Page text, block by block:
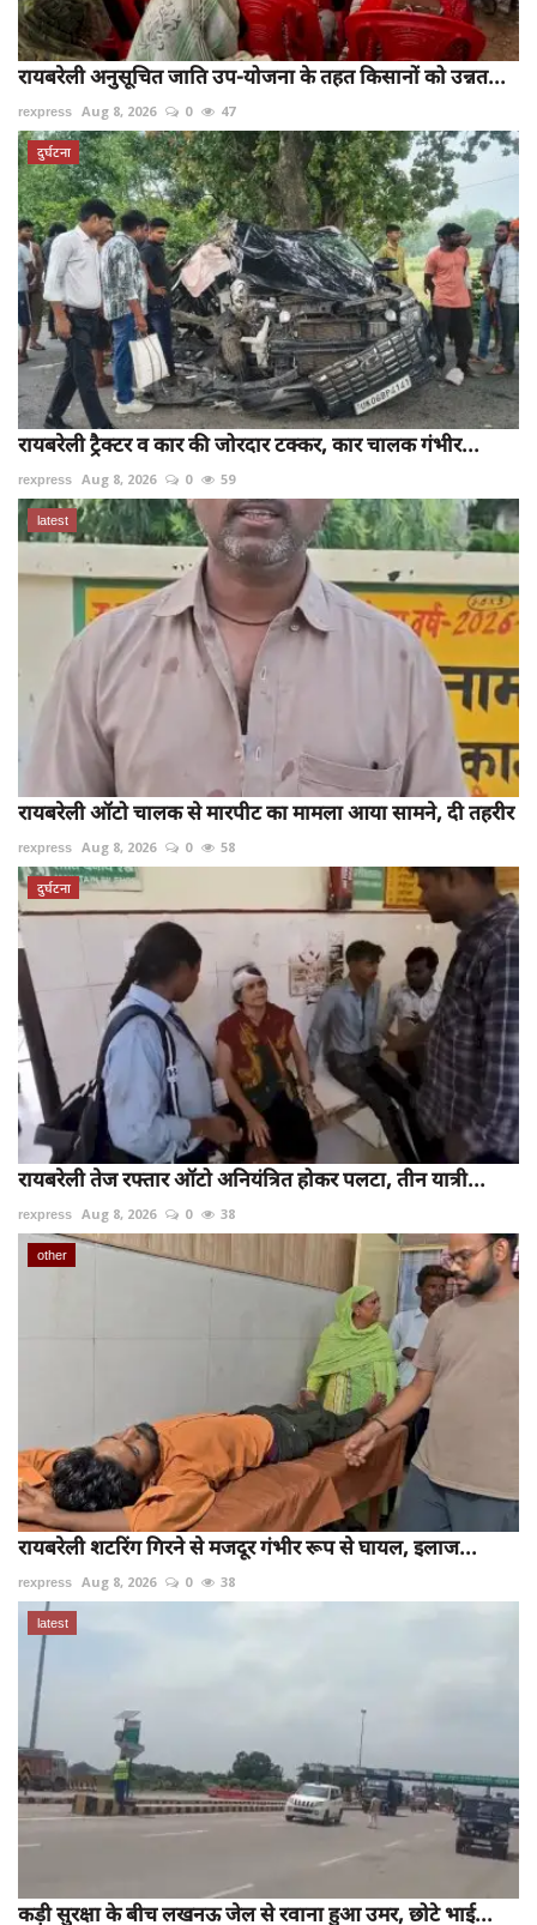
रायबरेली अनुसूचित जाति उप-योजना के तहत किसानों को उन्नत...
rexpress Aug 8, 2026 0 47
दुर्घटना
रायबरेली ट्रैक्टर व कार की जोरदार टक्कर, कार चालक गंभीर...
rexpress Aug 8, 2026 0 59
latest
रायबरेली ऑटो चालक से मारपीट का मामला आया सामने, दी तहरीर
rexpress Aug 8, 2026 0 58
दुर्घटना
रायबरेली तेज रफ्तार ऑटो अनियंत्रित होकर पलटा, तीन यात्री...
rexpress Aug 8, 2026 0 38
other
रायबरेली शटरिंग गिरने से मजदूर गंभीर रूप से घायल, इलाज...
rexpress Aug 8, 2026 0 38
latest
कड़ी सुरक्षा के बीच लखनऊ जेल से रवाना हुआ उमर, छोटे भाई...